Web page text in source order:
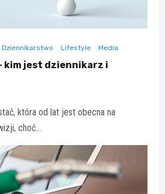
Dziennikarstwo Lifestyle Media
kim jest dziennikarz i
która od lat jest obecna na
choć…